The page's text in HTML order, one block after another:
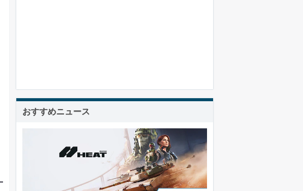
おすすめニュース